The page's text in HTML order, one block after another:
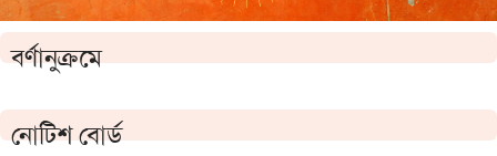
বর্ণানুক্রমে
নোটিশ বোর্ড